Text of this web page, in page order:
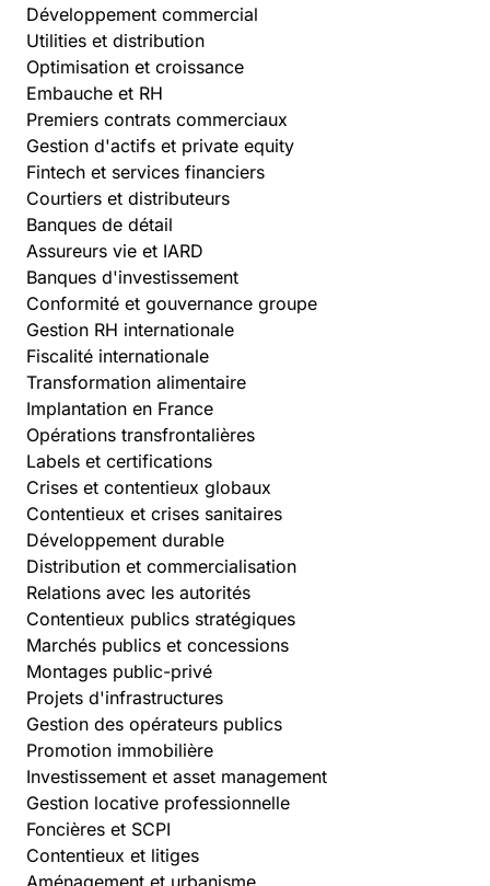
Développement commercial
Utilities et distribution
Optimisation et croissance
Embauche et RH
Premiers contrats commerciaux
Gestion d'actifs et private equity
Fintech et services financiers
Courtiers et distributeurs
Banques de détail
Assureurs vie et IARD
Banques d'investissement
Conformité et gouvernance groupe
Gestion RH internationale
Fiscalité internationale
Transformation alimentaire
Implantation en France
Opérations transfrontalières
Labels et certifications
Crises et contentieux globaux
Contentieux et crises sanitaires
Développement durable
Distribution et commercialisation
Relations avec les autorités
Contentieux publics stratégiques
Marchés publics et concessions
Montages public-privé
Projets d'infrastructures
Gestion des opérateurs publics
Promotion immobilière
Investissement et asset management
Gestion locative professionnelle
Foncières et SCPI
Contentieux et litiges
Aménagement et urbanisme